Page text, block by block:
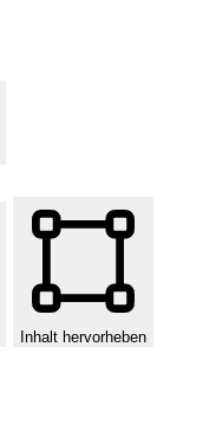
Inhalt hervorheben